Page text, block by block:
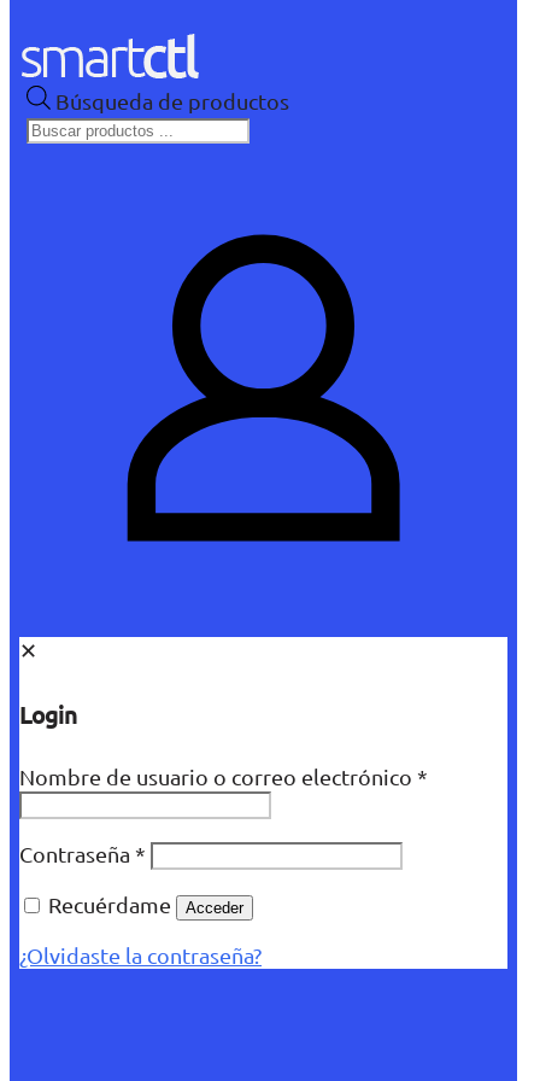
Búsqueda de productos
✕
Login
Nombre de usuario o correo electrónico *
Contraseña *
Recuérdame
Acceder
¿Olvidaste la contraseña?